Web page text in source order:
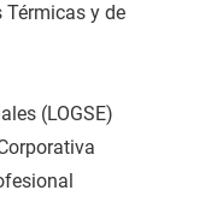
y de
(LOGSE)